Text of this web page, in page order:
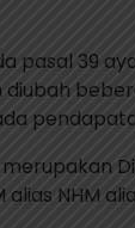
39
NHM